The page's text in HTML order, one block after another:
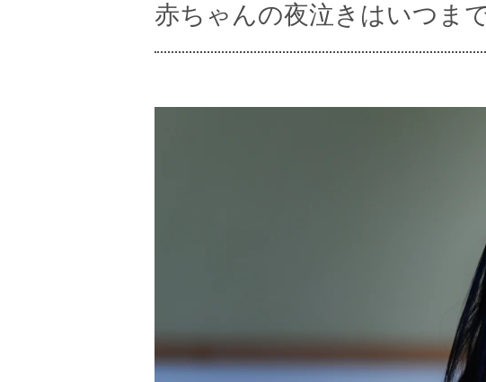
赤ちゃんの夜泣きはいつま